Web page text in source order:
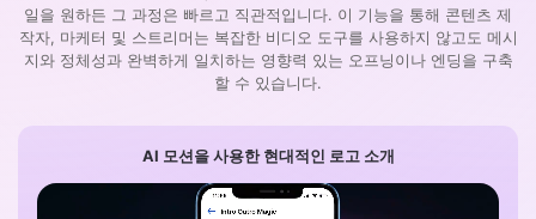
일을 원하든 그 과정은 빠르고 직관적입니다. 이 기능을 통해 콘텐츠 제
작자, 마케터 및 스트리머는 복잡한 비디오 도구를 사용하지 않고도 메시
지와 정체성과 완벽하게 일치하는 영향력 있는 오프닝이나 엔딩을 구축
할 수 있습니다.
AI 모션을 사용한 현대적인 로고 소개